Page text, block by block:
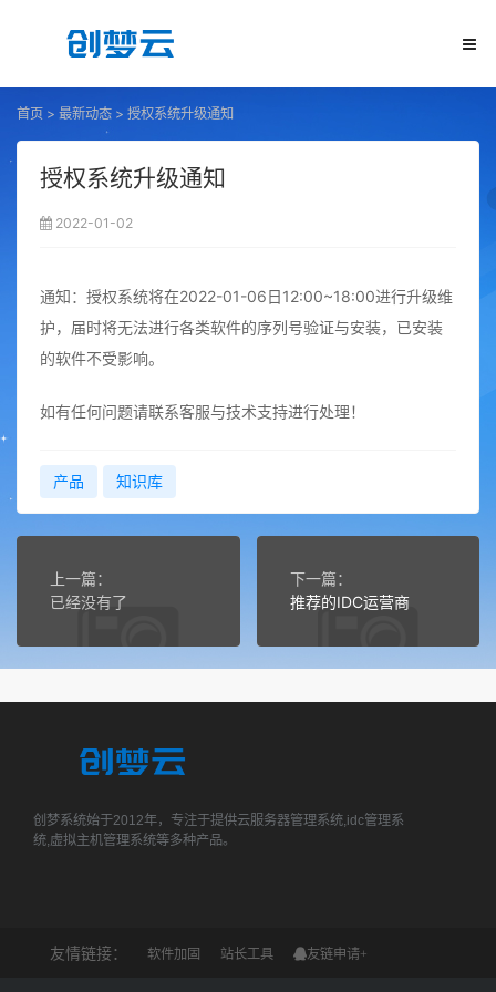
首页 > 最新动态 > 授权系统升级通知
授权系统升级通知
2022-01-02
通知：授权系统将在2022-01-06日12:00~18:00进行升级维
护，届时将无法进行各类软件的序列号验证与安装，已安装
的软件不受影响。
如有任何问题请联系客服与技术支持进行处理！
产品 知识库
上一篇：
已经没有了
下一篇：
推荐的IDC运营商
创梦系统始于2012年，专注于提供云服务器管理系统,idc管理系
统,虚拟主机管理系统等多种产品。
友情链接： 软件加固 站长工具 友链申请+